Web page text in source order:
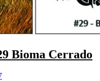
Bioma Cerrado